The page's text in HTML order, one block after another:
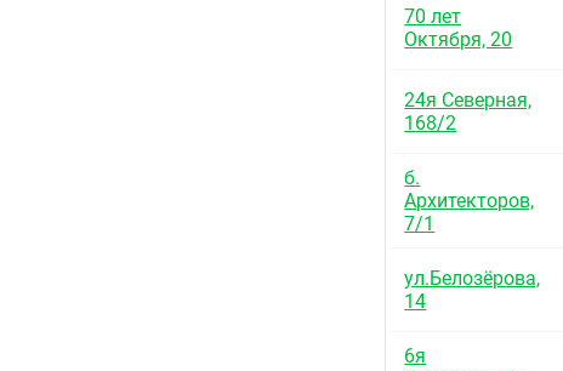
70 лет
Октября, 20
24я Северная,
168/2
б.
Архитекторов,
7/1
ул.Белозёрова,
14
6я